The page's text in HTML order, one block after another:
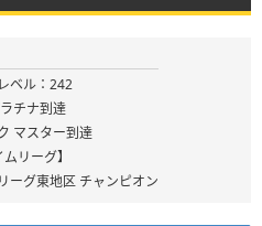
ベル：242
チナ到達
マスター到達
リーグ】
ーグ東地区 チャンピオン